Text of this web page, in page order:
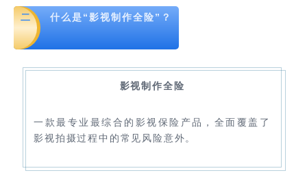
二 什么是“影视制作全险”？
影视制作全险
一款最专业最综合的影视保险产品，全面覆盖了
影视拍摄过程中的常见风险意外。